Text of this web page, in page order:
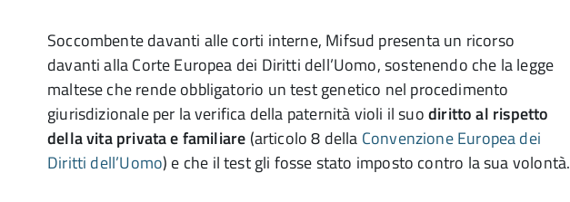
Soccombente davanti alle corti interne, Mifsud presenta un ricorso
davanti alla Corte Europea dei Diritti dell’Uomo, sostenendo che la legge
maltese che rende obbligatorio un test genetico nel procedimento
giurisdizionale per la verifica della paternità violi il suodiritto al rispetto
della vita privata e familiare (articolo 8 della Convenzione Europea dei
Diritti dell’Uomo) e che il test gli fosse stato imposto contro la sua volontà.